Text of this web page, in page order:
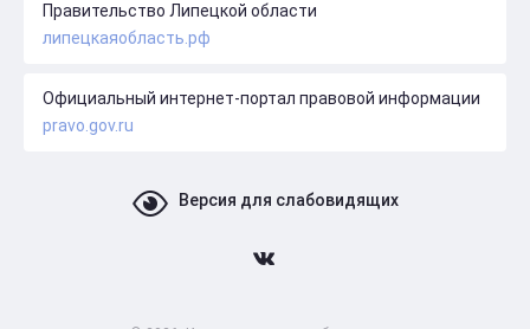
Правительство Липецкой области
липецкаяобласть.рф
Официальный интернет-портал правовой информации
pravo.gov.ru
Версия для слабовидящих